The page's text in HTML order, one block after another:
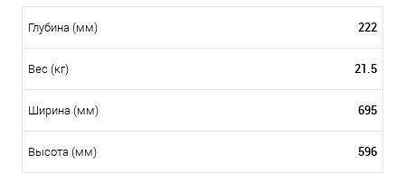
Глубина (мм) 222
Вес (кг) 21.5
Ширина (мм) 695
Высота (мм) 596